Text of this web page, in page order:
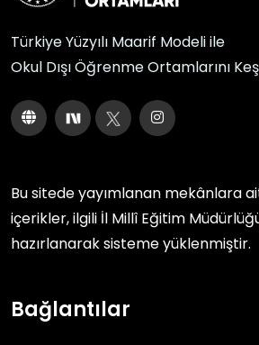
Türkiye Yüzyılı Maarif Modeli ile
Okul Dışı Öğrenme Ortamlarını
Bu sitede yayımlanan mekânlara
içerikler, ilgili İl Millî Eğitim
hazırlanarak sisteme yüklenmiştir.
Bağlantılar